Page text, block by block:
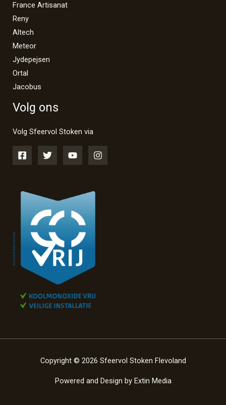
France Artisanat
Reny
Altech
Meteor
Jydepejsen
Ortal
Jacobus
Volg ons
Volg Sfeervol Stoken via
Copyright © 2026 Sfeervol Stoken Flevoland
Powered and Design by Extin Media